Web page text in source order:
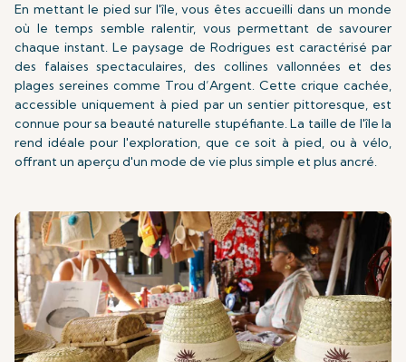
En mettant le pied sur l'île, vous êtes accueilli dans un monde
où le temps semble ralentir, vous permettant de savourer
chaque instant. Le paysage de Rodrigues est caractérisé par
des falaises spectaculaires, des collines vallonnées et des
plages sereines comme Trou d’Argent. Cette crique cachée,
accessible uniquement à pied par un sentier pittoresque, est
connue pour sa beauté naturelle stupéfiante. La taille de l'île la
rend idéale pour l'exploration, que ce soit à pied, ou à vélo,
offrant un aperçu d'un mode de vie plus simple et plus ancré.